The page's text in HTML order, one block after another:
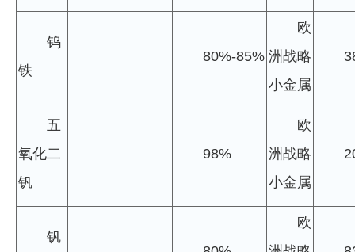
钨
铁
80%-85%
欧
洲战略
小金属
五
氧化二
钒
98%
欧
洲战略
小金属
钒
欧